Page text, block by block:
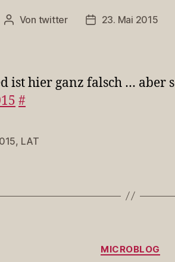
Beitragsautor
Von twitter 23. Mai 2015
ist hier ganz falsch … aber
#
, LAT
MICROBLOG